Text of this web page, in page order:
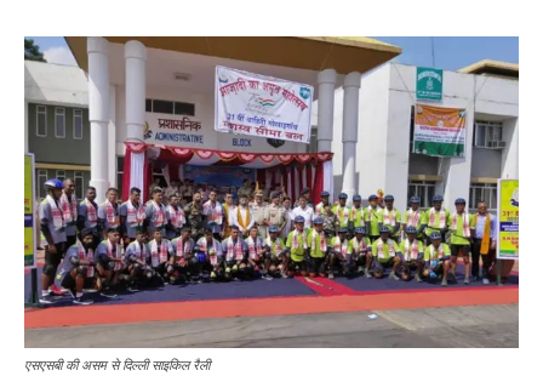
एसएसबी की असम से दिल्ली साइकिल रैली